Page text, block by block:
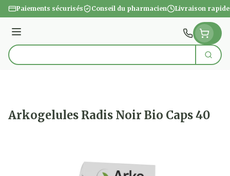
Aller au contenu
Paiements sécurisés Conseil du pharmacien Livraison rapide
Menu
Rechercher
Arkogelules Radis Noir Bio Caps 40